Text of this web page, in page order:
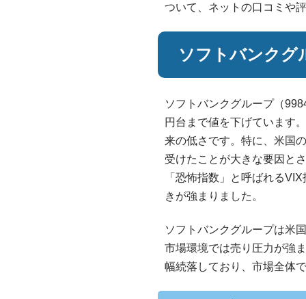
ついて、ネットの口コミや
ソフトバンクグ
ソフトバンクグループ（
円台まで値を下げています
来の低さです。特に、米国
受けたことが大きな要因と
「恐怖指数」と呼ばれる
きが強まりました。
ソフトバンクグループは米
市場環境では売り圧力が強
幅続落しており、市場全体